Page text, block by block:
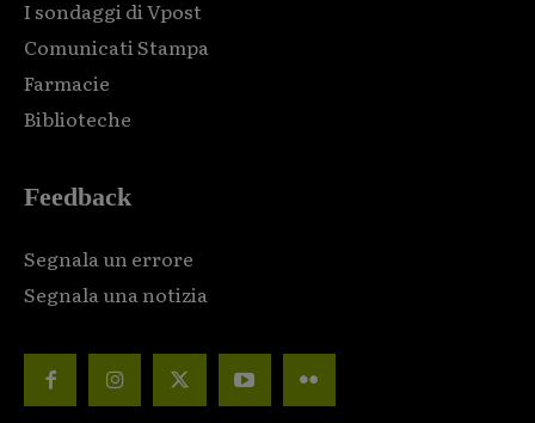
I sondaggi di Vpost
Comunicati Stampa
Farmacie
Biblioteche
Feedback
Segnala un errore
Segnala una notizia